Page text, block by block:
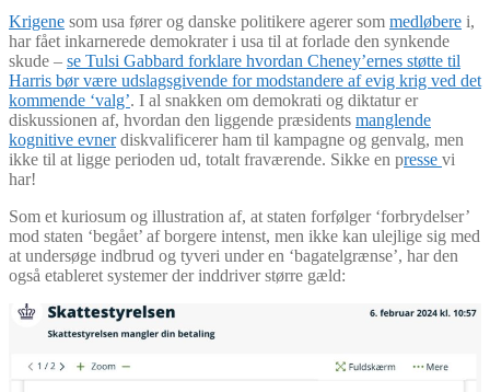
Krigene som usa fører og danske politikere agerer som medløbere i,
har fået inkarnerede demokrater i usa til at forlade den synkende
skude – se Tulsi Gabbard forklare hvordan Cheney’ernes støtte til
Harris bør være udslagsgivende for modstandere af evig krig ved det
kommende ‘valg’. I al snakken om demokrati og diktatur er
diskussionen af, hvordan den liggende præsidents manglende
kognitive evnerdiskvalificerer ham til kampagne og genvalg, men
ikke til at ligge perioden ud, totalt fraværende. Sikke en presse vi
har!
Som et kuriosum og illustration af, at staten forfølger ‘forbrydelser’
mod staten ‘begået’ af borgere intenst, men ikke kan ulejlige sig med
at undersøge indbrud og tyveri under en ‘bagatelgrænse’, har den
også etableret systemer der inddriver større gæld: